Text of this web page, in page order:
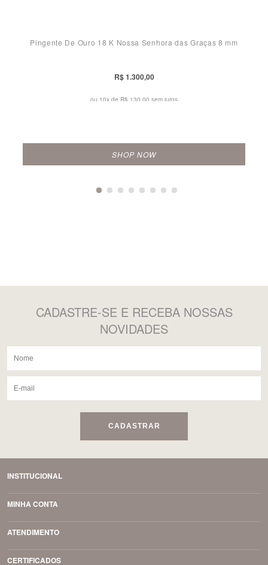
Pingente De Ouro 18 K Nossa Senhora das Graças 8 mm
R$ 1.300,00
ou 10x de R$ 130,00 sem juros
SHOP NOW
CADASTRE-SE E RECEBA NOSSAS
NOVIDADES
CADASTRAR
INSTITUCIONAL
MINHA CONTA
ATENDIMENTO
CERTIFICADOS